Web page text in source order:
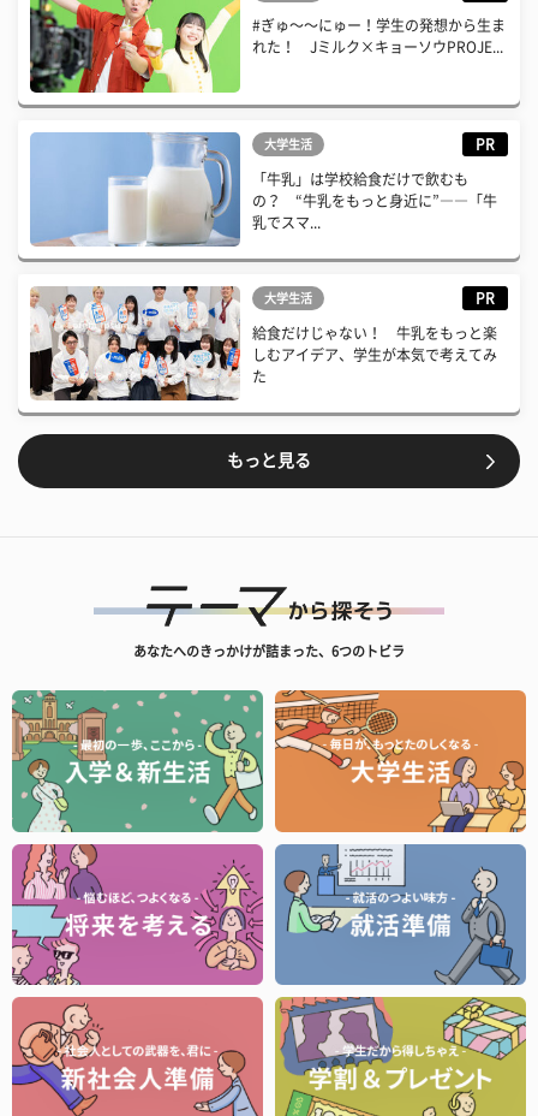
#ぎゅ〜〜にゅー！学生の発想から生ま
れた！ Jミルク×キョーソウPROJE...
大学生活 PR
「牛乳」は学校給食だけで飲むも
の？ “牛乳をもっと身近に”――「牛
乳でスマ...
大学生活 PR
給食だけじゃない！ 牛乳をもっと楽
しむアイデア、学生が本気で考えてみ
た
もっと見る
あなたへのきっかけが詰まった、6つのトビラ